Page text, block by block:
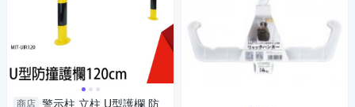
商店 警示柱 立柱 U型護欄 防